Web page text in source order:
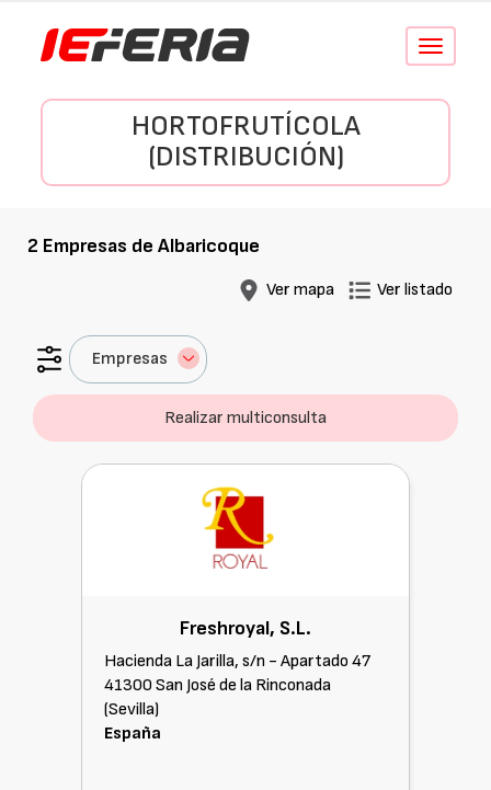
Conmutar
HORTOFRUTÍCOLA
(DISTRIBUCIÓN)
2 Empresas de Albaricoque
Ver mapa Ver listado
Empresas
Realizar multiconsulta
Freshroyal, S.L.
Hacienda La Jarilla, s/n - Apartado 47
41300 San José de la Rinconada
(Sevilla)
España